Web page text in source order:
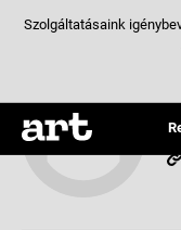
Szolgáltatásaink